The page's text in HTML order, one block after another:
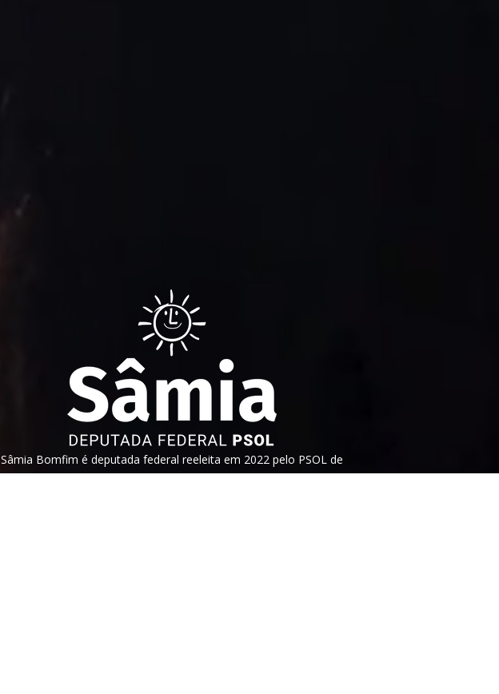
Sâmia Bomfim é deputada federal reeleita em 2022 pelo PSOL de